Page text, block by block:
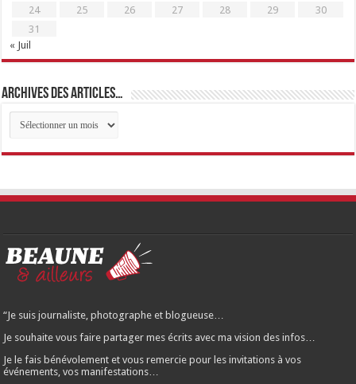
24
25 26 27 28 29
30
31
« Juil
Archives des articles…
Archives
des
articles…
“Je suis journaliste, photographe et blogueuse…
Je souhaite vous faire partager mes écrits avec ma vision des infos…
Je le fais bénévolement et vous remercie pour les invitations à vos
événements, vos manifestations…